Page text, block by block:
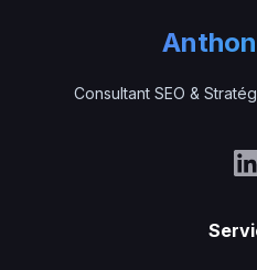
Consultant SEO &